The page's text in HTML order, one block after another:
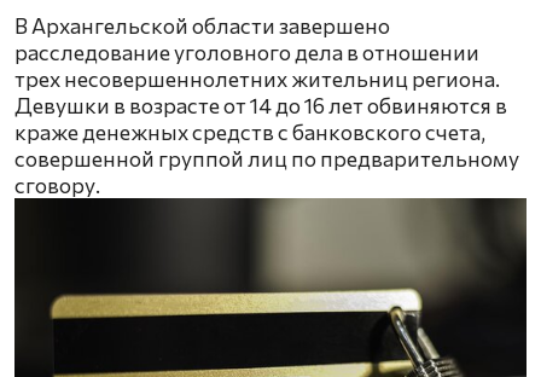
В Архангельской области завершено
расследование уголовного дела в отношении
трех несовершеннолетних жительниц региона.
Девушки в возрасте от 14 до 16 лет обвиняются в
краже денежных средств с банковского счета,
совершенной группой лиц по предварительному
сговору.